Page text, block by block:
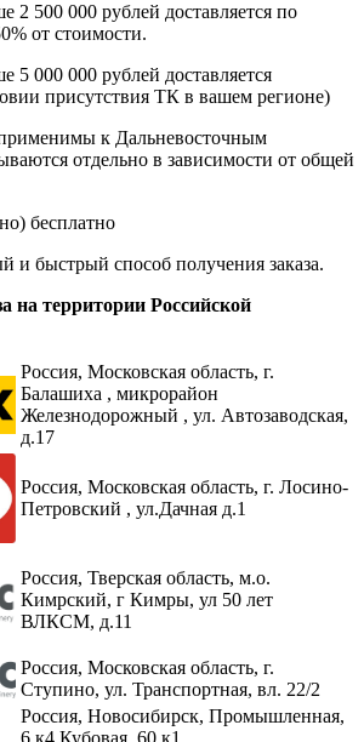
2 500 000 рублей доставляется по
от стоимости.
5 000 000 рублей доставляется
присутствия ТК в вашем регионе)
к Дальневосточным
отдельно в зависимости от общей
бесплатно
и быстрый способ получения заказа.
на территории Российской
Россия, Московская область, г.
Балашиха , микрорайон
Железнодорожный , ул. Автозаводская,
д.17
Россия, Московская область, г. Лосино-
Петровский , ул.Дачная д.1
Россия, Тверская область, м.о.
Кимрский, г Кимры, ул 50 лет
ВЛКСМ, д.11
Россия, Московская область, г.
Ступино, ул. Транспортная, вл. 22/2​
Россия, Новосибирск, Промышленная,